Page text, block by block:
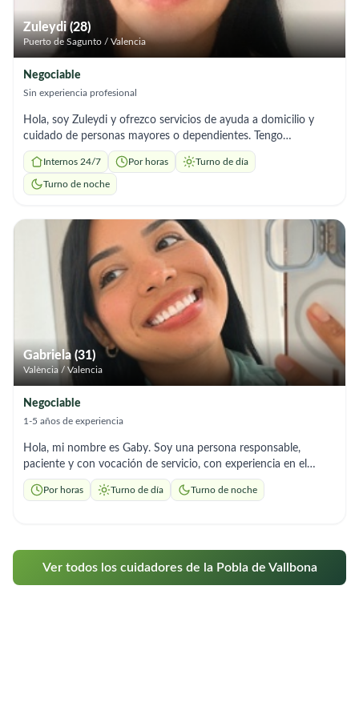
Zuleydi (28)
Puerto de Sagunto / Valencia
Negociable
Sin experiencia profesional
Hola, soy Zuleydi y ofrezco servicios de ayuda a domicilio y
cuidado de personas mayores o dependientes. Tengo
experiencia en acompañamiento, apoyo en el aseo e higiene
personal, control de medicación, preparación de comidas,
limpieza del hogar y apoyo en las tareas diarias. Soy una
trabajo como interna, externa o por horas.
Internos 24/7 Por horas Turno de día
Turno de noche
Gabriela (31)
València / Valencia
Negociable
1-5 años de experiencia
Hola, mi nombre es Gaby. Soy una persona responsable,
paciente y con vocación de servicio, con experiencia en el
cuidado de adultos mayores y en terapia ocupacional. Me
caracterizo por mi alto grado de empatía, brindando un trato
Por horas Turno de día Turno de noche
Ver todos los cuidadores de la Pobla de Vallbona